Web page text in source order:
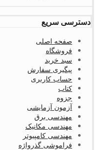
دسترسی سریع
صفحه اصلی
فروشگاه
سبد خرید
پیگیری سفارش
حساب کاربری
کتاب
جزوه
آزمون آزمایشی
مهندسی برق
مهندسی مکانیک
مهندسی کامپیوتر
فراموشی گذرواژه